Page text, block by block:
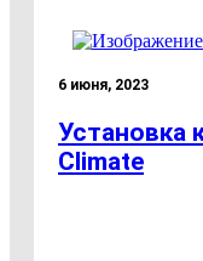
6 июня, 2023
Установка
Climate